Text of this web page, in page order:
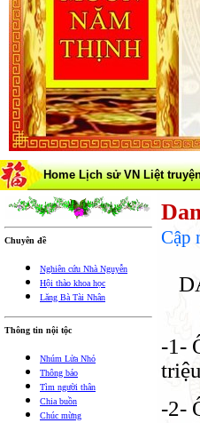
Home Lịch sử VN Liệt
Chuyên đề
Nghiên cứu Nhà Nguyễn
Hội thào khoa học
Lăng Bà Tài Nhân
Thông tin nội tộc
Nhúm Lửa Nhỏ
Thông báo
Tìm người thân
Chia buồn
Chúc mừng
Cập
-1-
-2-